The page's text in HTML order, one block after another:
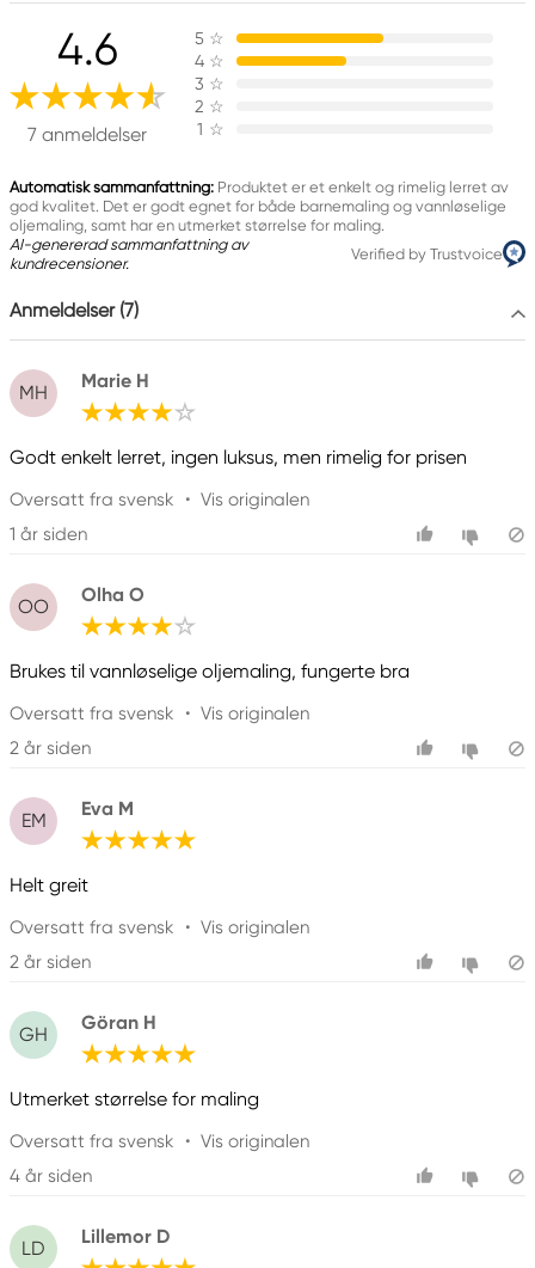
Panduro Hobby
Panduro
205 14 Malmö, Sweden
www.panduro.com
4.6
7 anmeldelser
5 ☆
4 ☆
3 ☆
2 ☆
1 ☆
Automatisk sammanfattning: Produktet er et enkelt og rimelig lerret av
god kvalitet. Det er godt egnet for både barnemaling og vannløselige
oljemaling, samt har en utmerket størrelse for maling.
AI-genererad sammanfattning av
kundrecensioner.
Verified by Trustvoice
Anmeldelser (7)
MH
Marie H
Godt enkelt lerret, ingen luksus, men rimelig for prisen
Oversatt fra svensk • Vis originalen
1 år siden
OO
Olha O
Brukes til vannløselige oljemaling, fungerte bra
Oversatt fra svensk • Vis originalen
2 år siden
EM
Eva M
Helt greit
Oversatt fra svensk • Vis originalen
2 år siden
GH
Göran H
Utmerket størrelse for maling
Oversatt fra svensk • Vis originalen
4 år siden
LD
Lillemor D